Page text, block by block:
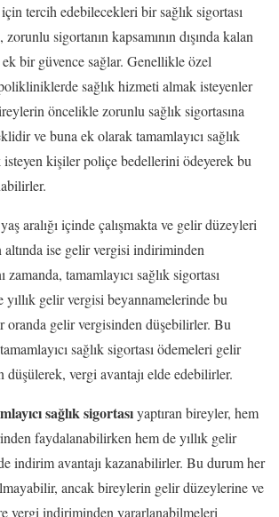
tercih edebilecekleri bir sağlık sigortası
sigortanın kapsamının dışında kalan
bir güvence sağlar. Genellikle özel
sağlık hizmeti almak isteyenler
öncelikle zorunlu sağlık sigortasına
ve buna ek olarak tamamlayıcı sağlık
isteyen kişiler poliçe bedellerini ödeyerek bu
aralığı içinde çalışmakta ve gelir düzeyleri
ise gelir vergisi indiriminden
tamamlayıcı sağlık sigortası
yıllık gelir vergisi beyannamelerinde bu
oranda gelir vergisinden düşebilirler. Bu
sağlık sigortası ödemeleri gelir
düşülerek, vergi avantajı elde edebilirler.
sağlık sigortasıyaptıran bireyler, hem
faydalanabilirken hem de yıllık gelir
indirim avantajı kazanabilirler. Bu durum her
ancak bireylerin gelir düzeylerine ve
vergi indiriminden yararlanabilmeleri